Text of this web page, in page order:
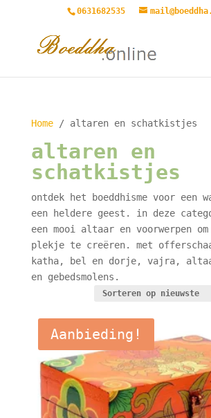
0631682535
Home/ altaren en schatkistjes
altaren en
schatkistjes
ontdek het boeddhisme voor een
een heldere geest. in deze
een mooi altaar en voorwerpen om
plekje te creëren. met
katha, bel en dorje, vajra,
en gebedsmolens.
Aanbieding!